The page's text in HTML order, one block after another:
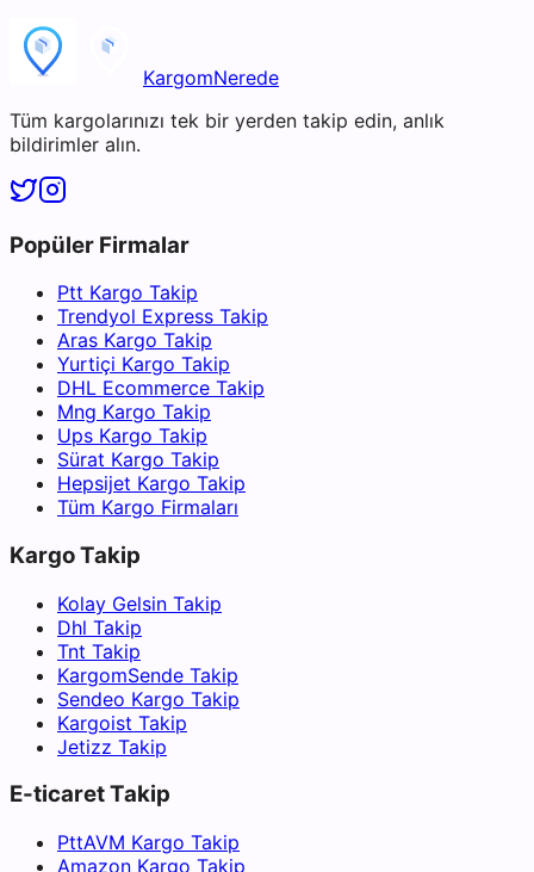
KargomNerede
Tüm kargolarınızı tek bir yerden takip edin, anlık
bildirimler alın.
Popüler Firmalar
Ptt Kargo Takip
Trendyol Express Takip
Aras Kargo Takip
Yurtiçi Kargo Takip
DHL Ecommerce Takip
Mng Kargo Takip
Ups Kargo Takip
Sürat Kargo Takip
Hepsijet Kargo Takip
Tüm Kargo Firmaları
Kargo Takip
Kolay Gelsin Takip
Dhl Takip
Tnt Takip
KargomSende Takip
Sendeo Kargo Takip
Kargoist Takip
Jetizz Takip
E-ticaret Takip
PttAVM Kargo Takip
Amazon Kargo Takip